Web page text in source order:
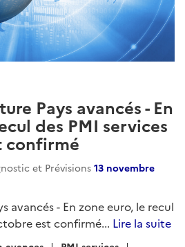
Pays avancés - En
des PMI services
confirmé
et Prévisions 13 novembre
avancés - En zone euro, le recul
est confirmé... Lire la suite